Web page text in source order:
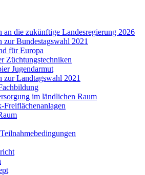
an die zukünftige Landesregierung 2026
zur Bundestagswahl 2021
für Europa
Züchtungstechniken
Jugendarmut
zur Landtagswahl 2021
im ländlichen Raum
Freiflächenanlagen